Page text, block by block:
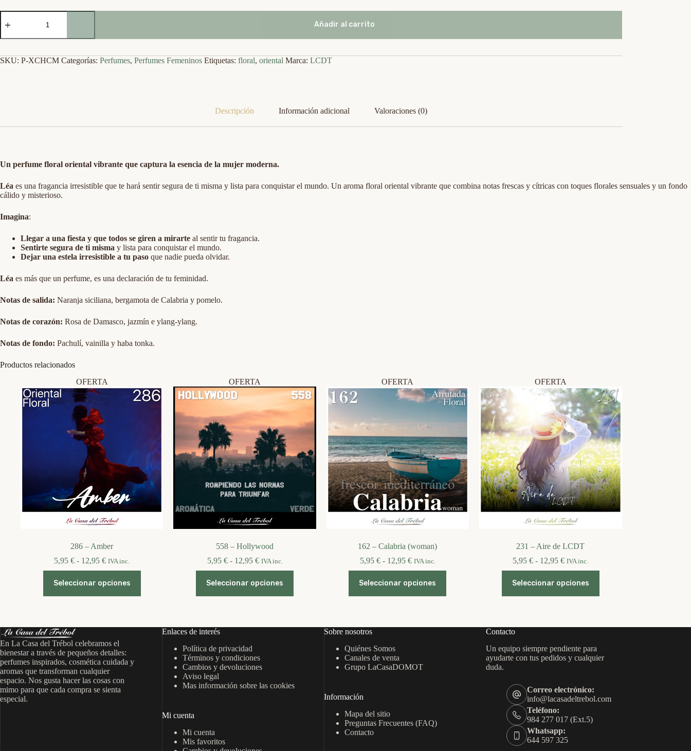
XCHCM
cantidad
Añadir al carrito
SKU: P-XCHCM Categorías: Perfumes, Perfumes Femeninos Etiquetas: floral, oriental Marca: LCDT
Descripción Información adicional Valoraciones (0)
Un perfume floral oriental vibrante que captura la esencia de la mujer moderna.
Léa es una fragancia irresistible que te hará sentir segura de ti misma y lista para conquistar el mundo. Un aroma floral oriental vibrante que combina notas frescas y cítricas con toques florales sensuales y un fondo
cálido y misterioso.
Imagina:
Llegar a una fiesta y que todos se giren a mirarte al sentir tu fragancia.
Sentirte segura de ti misma y lista para conquistar el mundo.
Dejar una estela irresistible a tu paso que nadie pueda olvidar.
Léa es más que un perfume, es una declaración de tu feminidad.
Notas de salida: Naranja siciliana, bergamota de Calabria y pomelo.
Notas de corazón: Rosa de Damasco, jazmín e ylang-ylang.
Notas de fondo: Pachulí, vainilla y haba tonka.
Productos relacionados
OFERTA
286 – Amber
5,95€ - 12,95€Rango
de
precios:
desde
5,95 €
IVA inc.
Seleccionar opciones
producto
opciones
pueden
elegir
en
la
página
de
OFERTA
558 – Hollywood
5,95 € - 12,95 €Rango
de
precios:
desde
5,95 €
IVA inc.
Seleccionar opciones
producto
opciones
pueden
elegir
en
página
OFERTA
162 – Calabria (woman)
5,95 € - 12,95 €Rango
de
precios:
desde
5,95 €
IVA inc.
Seleccionar opciones
producto
opciones
elegir
en
OFERTA
231 – Aire de LCDT
5,95€ - 12,95€Rango
de
precios:
desde
5,95 €
IVA inc.
Seleccionar opciones
producto
opciones
pueden
elegir
página
de
producto
En La Casa del Trébol celebramos el
bienestar a través de pequeños detalles:
perfumes inspirados, cosmética cuidada y
aromas que transforman cualquier
espacio. Nos gusta hacer las cosas con
mimo para que cada compra se sienta
especial.
Enlaces de interés
Política de privacidad
Términos y condiciones
Cambios y devoluciones
Aviso legal
Mas información sobre las cookies
Mi cuenta
Mi cuenta
Mis favoritos
Sobre nosotros
Quiénes Somos
Canales de venta
Grupo LaCasaDOMOT
Información
Mapa del sitio
Preguntas Frecuentes (FAQ)
Contacto
Contacto
Un equipo siempre pendiente para
ayudarte con tus pedidos y cualquier
duda.
Correo electrónico:
info@lacasadeltrebol.com
Teléfono:
984 277 017 (Ext.5)
Whatsapp:
644 597 325